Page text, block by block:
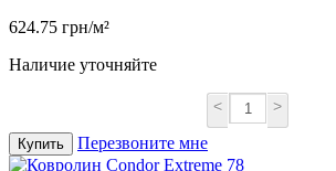
624.75 грн/м²
Наличие уточняйте
< >
Купить Перезвоните мне